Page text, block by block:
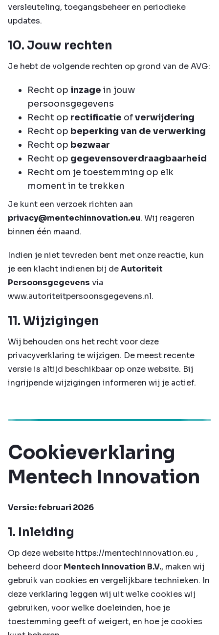
versleuteling, toegangsbeheer en periodieke
updates.
10. Jouw rechten
Je hebt de volgende rechten op grond van de AVG:
Recht op inzage in jouw
persoonsgegevens
Recht op rectificatie ofverwijdering
Recht op beperking van de verwerking
Recht op bezwaar
Recht op gegevensoverdraagbaarheid
Recht om je toestemming op elk
moment in te trekken
Je kunt een verzoek richten aan
privacy@mentechinnovation.eu. Wij reageren
binnen één maand.
Indien je niet tevreden bent met onze reactie, kun
je een klacht indienen bij deAutoriteit
Persoonsgegevens via
www.autoriteitpersoonsgegevens.nl.
11. Wijzigingen
Wij behouden ons het recht voor deze
privacyverklaring te wijzigen. De meest recente
versie is altijd beschikbaar op onze website. Bij
ingrijpende wijzigingen informeren wij je actief.
Cookieverklaring
Mentech Innovation
Versie: februari 2026
1. Inleiding
Op deze website https://mentechinnovation.eu ,
beheerd door Mentech Innovation B.V., maken wij
gebruik van cookies en vergelijkbare technieken. In
deze verklaring leggen wij uit welke cookies wij
gebruiken, voor welke doeleinden, hoe je
toestemming geeft of weigert, en hoe je cookies